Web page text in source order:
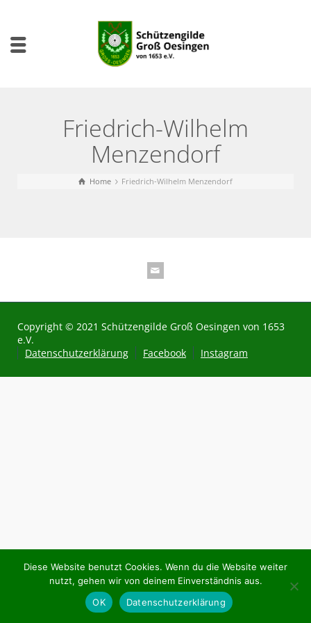
Friedrich-Wilhelm
Menzendorf
Home Friedrich-Wilhelm Menzendorf
Copyright © 2021 Schützengilde Groß Oesingen von 1653
e.V.
Datenschutzerklärung
Facebook Instagram
Diese Website benutzt Cookies. Wenn du die Website weiter
nutzt, gehen wir von deinem Einverständnis aus.
OK
Datenschutzerklärung